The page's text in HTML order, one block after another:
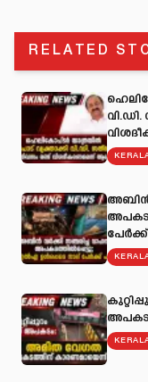
RELATED
അബിന്‍
പേര്‍ക്ക്